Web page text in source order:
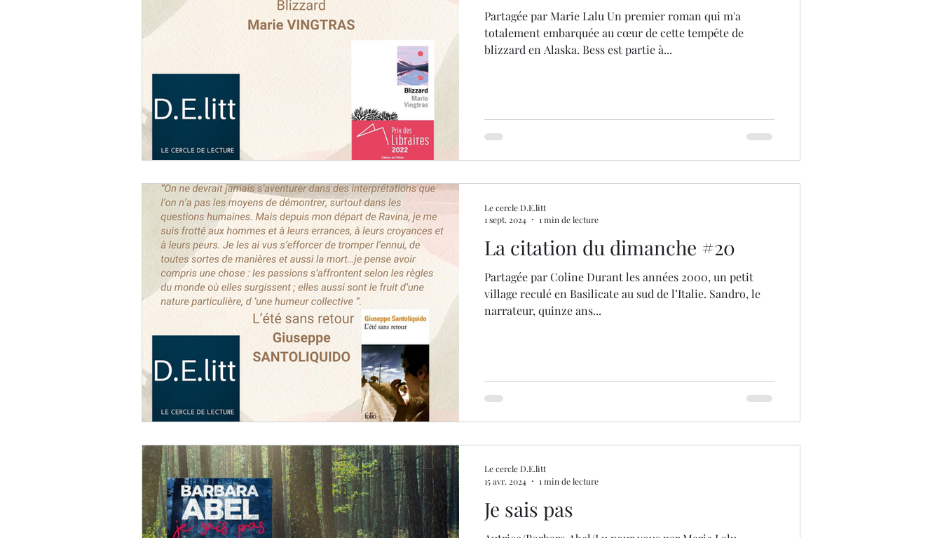
Partagée par Marie Lalu Un premier roman qui m'a
totalement embarquée au cœur de cette tempête de
blizzard en Alaska. Bess est partie à...
La citation du dimanche #20
Partagée par Coline Durant les années 2000, un petit
village reculé en Basilicate au sud de l’Italie. Sandro, le
narrateur, quinze ans...
Le cercle D.E.litt
1 sept. 2024
1 min de lecture
Je sais pas
Le cercle D.E.litt
15 avr. 2024
1 min de lecture